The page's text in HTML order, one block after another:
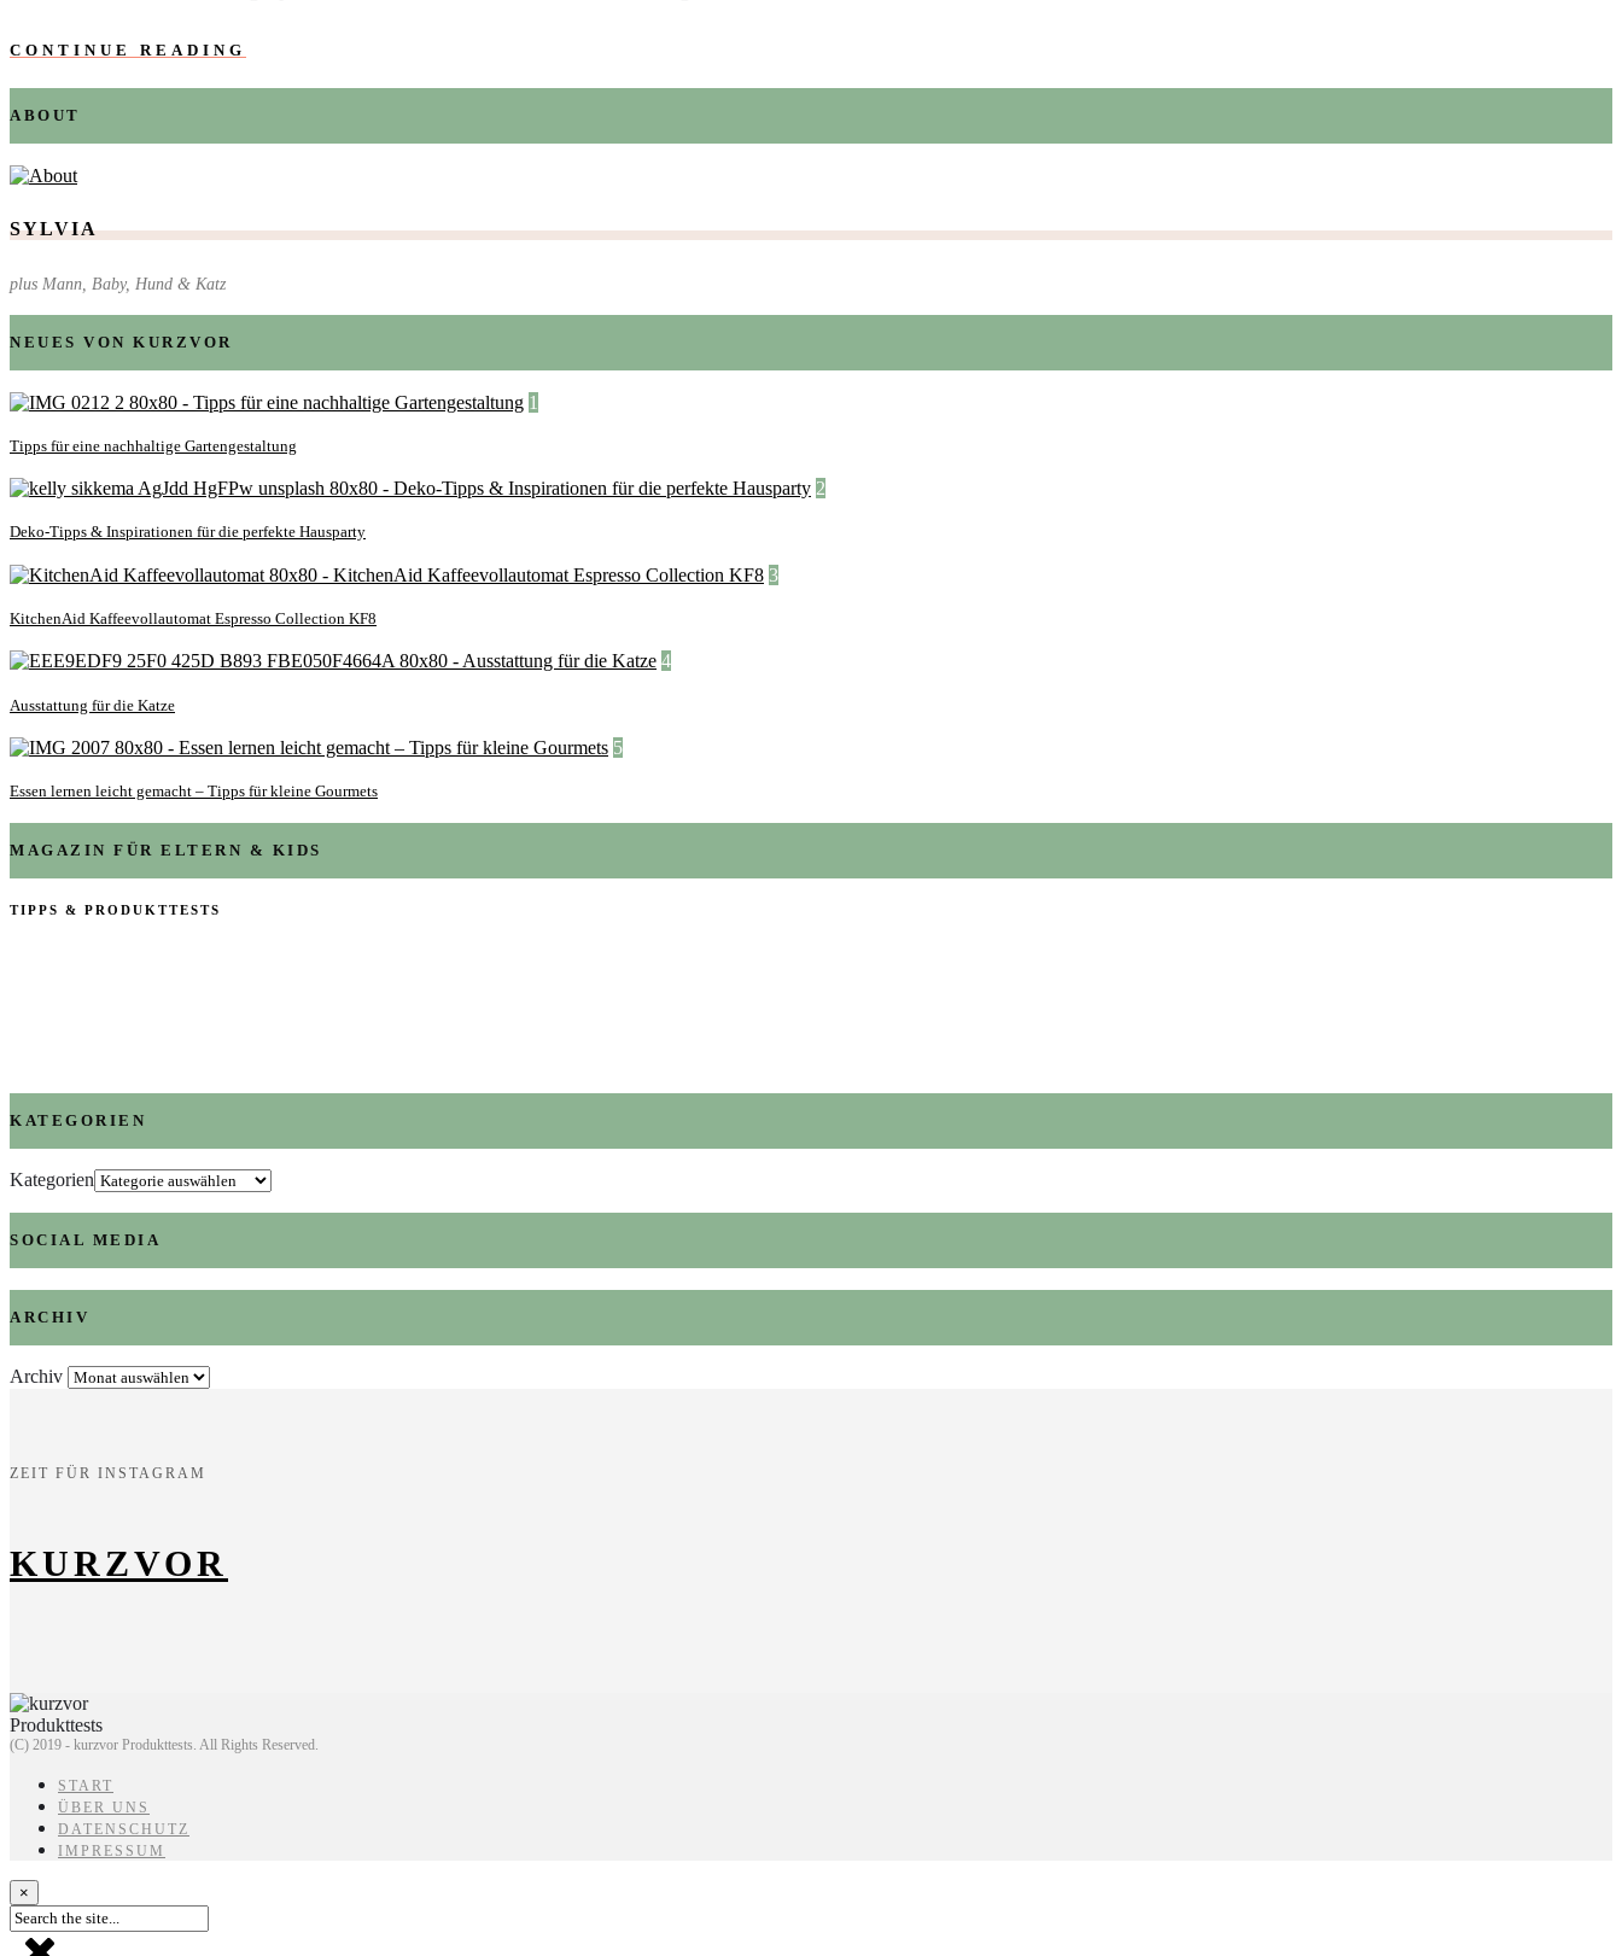
CONTINUE READING
ABOUT
SYLVIA
plus Mann, Baby, Hund & Katz
NEUES VON KURZVOR
1
Tipps für eine nachhaltige Gartengestaltung
2
Deko-Tipps & Inspirationen für die perfekte Hausparty
3
KitchenAid Kaffeevollautomat Espresso Collection KF8
4
Ausstattung für die Katze
5
Essen lernen leicht gemacht – Tipps für kleine Gourmets
MAGAZIN FÜR ELTERN & KIDS
TIPPS & PRODUKTTESTS
KATEGORIEN
Kategorien
SOCIAL MEDIA
ARCHIV
Archiv
ZEIT FÜR INSTAGRAM
KURZVOR
(C) 2019 - kurzvor Produkttests. All Rights Reserved.
START
ÜBER UNS
DATENSCHUTZ
IMPRESSUM
×